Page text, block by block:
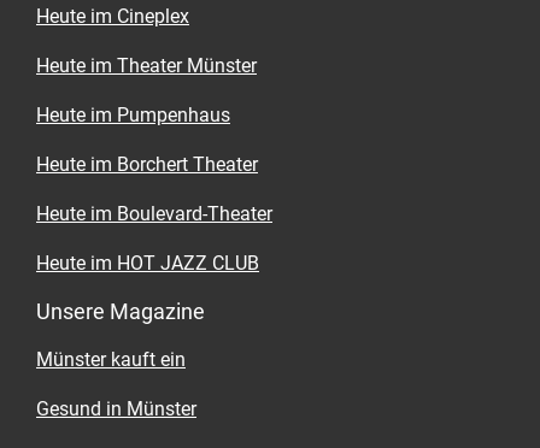
Heute im Cineplex
Heute im Theater Münster
Heute im Pumpenhaus
Heute im Borchert Theater
Heute im Boulevard-Theater
Heute im HOT JAZZ CLUB
Unsere Magazine
Münster kauft ein
Gesund in Münster